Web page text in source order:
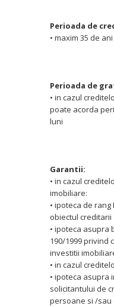
Perioada de
• maxim 35 de ani
Perioada de
• in cazul
poate acorda
luni
Garantii:
• in cazul
imobiliare:
• ipoteca de
obiectul creditarii
• ipoteca asupra
190/1999 privind
investitii
• in cazul
• ipoteca asupra
solicitantului de
persoane si /sau